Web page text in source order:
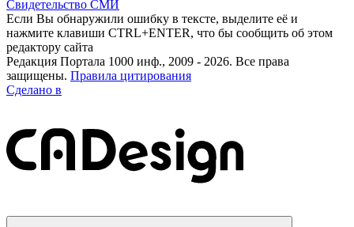
Свидетельство СМИ
Если Вы обнаружили ошибку в тексте, выделите её и
нажмите клавиши CTRL+ENTER, что бы сообщить об этом
редактору сайта
Редакция Портала 1000 инф., 2009 - 2026. Все права
защищены. Правила цитирования
Сделано в